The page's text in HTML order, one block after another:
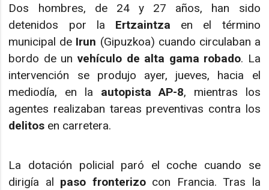
Dos hombres, de 24 y 27 años, han sido
detenidos por la Ertzaintza en el término
municipal de Irun (Gipuzkoa) cuando circulaban a
bordo de unvehículo de alta gama robado. La
intervención se produjo ayer, jueves, hacia el
mediodía, en la autopista AP-8, mientras los
agentes realizaban tareas preventivas contra los
delitos en carretera.
La dotación policial paró el coche cuando se
dirigía al paso fronterizocon Francia. Tras la